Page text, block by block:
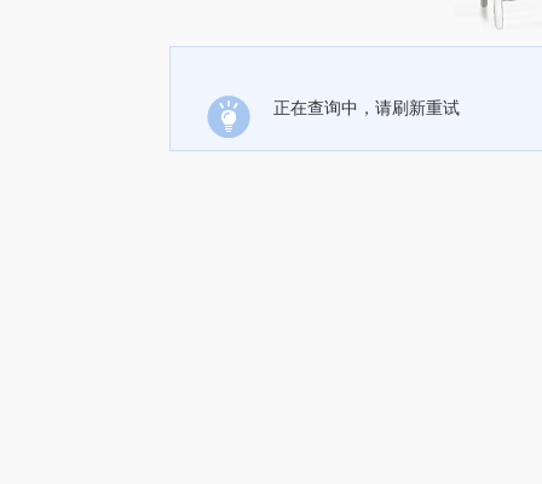
正在查询中，请刷新重试